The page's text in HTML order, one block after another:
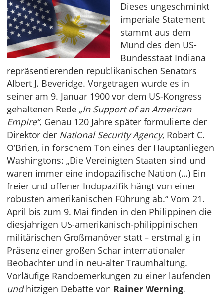
Dieses ungeschminkt
imperiale Statement
stammt aus dem
Mund des den US-
Bundesstaat Indiana
repräsentierenden republikanischen Senators
Albert J. Beveridge. Vorgetragen wurde es in
seiner am 9. Januar 1900 vor dem US-Kongress
gehaltenen Rede „In Support of an American
Empire“. Genau 120 Jahre später formulierte der
Direktor der National Security Agency, Robert C.
O’Brien, in forschem Ton eines der Hauptanliegen
Washingtons: „Die Vereinigten Staaten sind und
waren immer eine indopazifische Nation (…) Ein
freier und offener Indopazifik hängt von einer
robusten amerikanischen Führung ab.“ Vom 21.
April bis zum 9. Mai finden in den Philippinen die
diesjährigen US-amerikanisch-philippinischen
militärischen Großmanöver statt – erstmalig in
Präsenz einer großen Schar internationaler
Beobachter und in neu-alter Traumhaltung.
Vorläufige Randbemerkungen zu einer laufenden
undhitzigen Debatte von Rainer Werning.